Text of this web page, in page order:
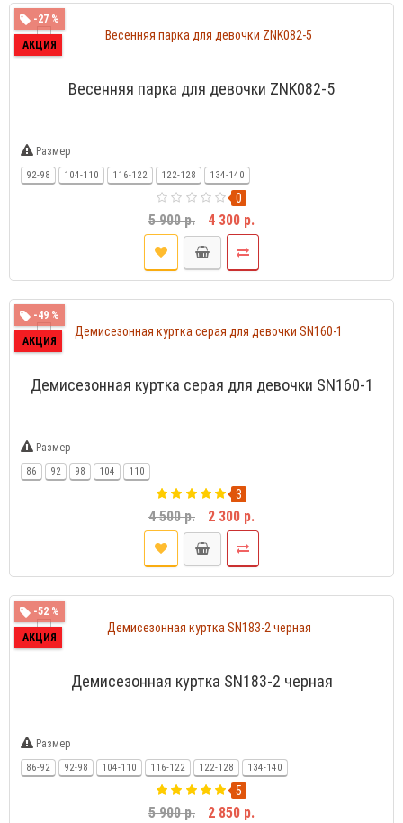
-27 %
АКЦИЯ
Весенняя парка для девочки ZNK082-5
Размер
92-98 104-110 116-122 122-128 134-140
0
5 900 р. 4 300 р.
-49 %
АКЦИЯ
Демисезонная куртка серая для девочки SN160-1
Размер
86 92 98 104 110
3
4 500 р. 2 300 р.
-52 %
АКЦИЯ
Демисезонная куртка SN183-2 черная
Размер
86-92 92-98 104-110 116-122 122-128 134-140
5
5 900 р. 2 850 р.